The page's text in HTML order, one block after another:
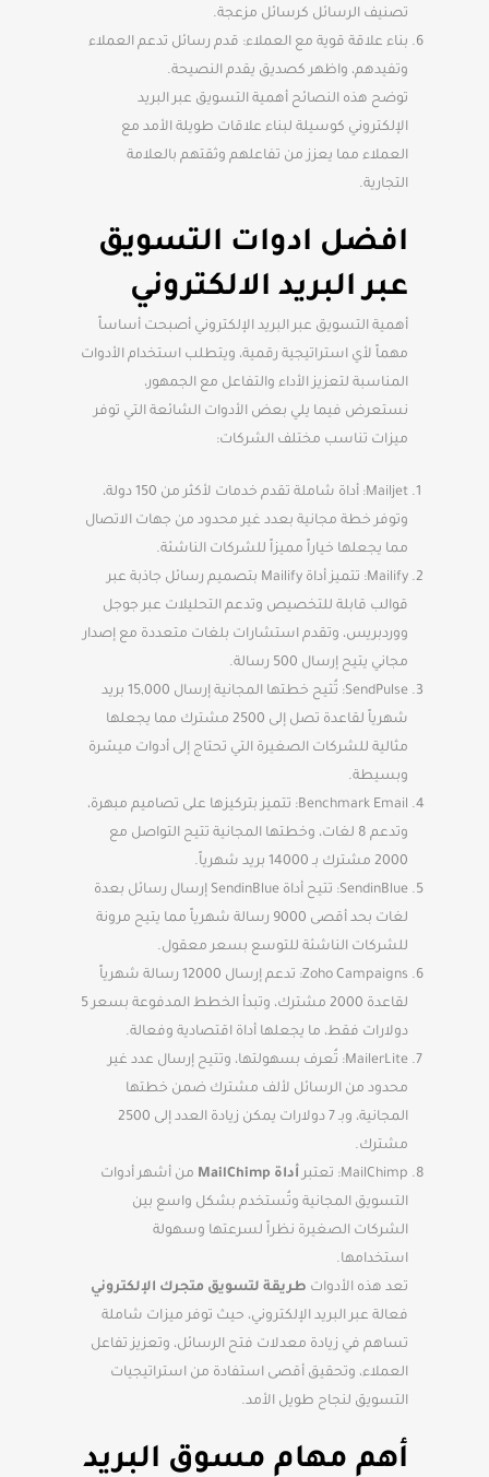
تصنيف الرسائل كرسائل مزعجة.
بناء علاقة قوية مع العملاء: قدم رسائل تدعم العملاء
وتفيدهم، واظهر كصديق يقدم النصيحة.
توضح هذه النصائح أهمية التسويق عبر البريد
الإلكتروني كوسيلة لبناء علاقات طويلة الأمد مع
العملاء مما يعزز من تفاعلهم وثقتهم بالعلامة
التجارية.
افضل ادوات التسويق
عبر البريد الالكتروني
أهمية التسويق عبر البريد الإلكتروني أصبحت أساساً
مهماً لأي استراتيجية رقمية، ويتطلب استخدام الأدوات
المناسبة لتعزيز الأداء والتفاعل مع الجمهور،
نستعرض فيما يلي بعض الأدوات الشائعة التي توفر
ميزات تناسب مختلف الشركات:
Mailjet: أداة شاملة تقدم خدمات لأكثر من 150 دولة،
وتوفر خطة مجانية بعدد غير محدود من جهات الاتصال
مما يجعلها خياراً مميزاً للشركات الناشئة.
Mailify: تتميز أداة Mailify بتصميم رسائل جاذبة عبر
قوالب قابلة للتخصيص وتدعم التحليلات عبر جوجل
ووردبريس، وتقدم استشارات بلغات متعددة مع إصدار
مجاني يتيح إرسال 500 رسالة.
SendPulse: تُتيح خطتها المجانية إرسال 15,000 بريد
شهرياً لقاعدة تصل إلى 2500 مشترك مما يجعلها
مثالية للشركات الصغيرة التي تحتاج إلى أدوات ميسّرة
وبسيطة.
Benchmark Email: تتميز بتركيزها على تصاميم مبهرة،
وتدعم 8 لغات، وخطتها المجانية تتيح التواصل مع
2000 مشترك بـ 14000 بريد شهرياً.
SendinBlue: تتيح أداة SendinBlue إرسال رسائل بعدة
لغات بحد أقصى 9000 رسالة شهرياً مما يتيح مرونة
للشركات الناشئة للتوسع بسعر معقول.
Zoho Campaigns: تدعم إرسال 12000 رسالة شهرياً
لقاعدة 2000 مشترك، وتبدأ الخطط المدفوعة بسعر 5
دولارات فقط، ما يجعلها أداة اقتصادية وفعالة.
MailerLite: تُعرف بسهولتها، وتتيح إرسال عدد غير
محدود من الرسائل لألف مشترك ضمن خطتها
المجانية، وبـ 7 دولارات يمكن زيادة العدد إلى 2500
مشترك.
MailChimp: تعتبر
أداة MailChimp
من أشهر أدوات
التسويق المجانية وتُستخدم بشكل واسع بين
الشركات الصغيرة نظراً لسرعتها وسهولة
استخدامها.
تعد هذه الأدوات طريقة لتسويق متجرك الإلكتروني
فعالة عبر البريد الإلكتروني، حيث توفر ميزات شاملة
تساهم في زيادة معدلات فتح الرسائل، وتعزيز تفاعل
العملاء، وتحقيق أقصى استفادة من استراتيجيات
التسويق لنجاح طويل الأمد.
أهم مهام مسوق البريد